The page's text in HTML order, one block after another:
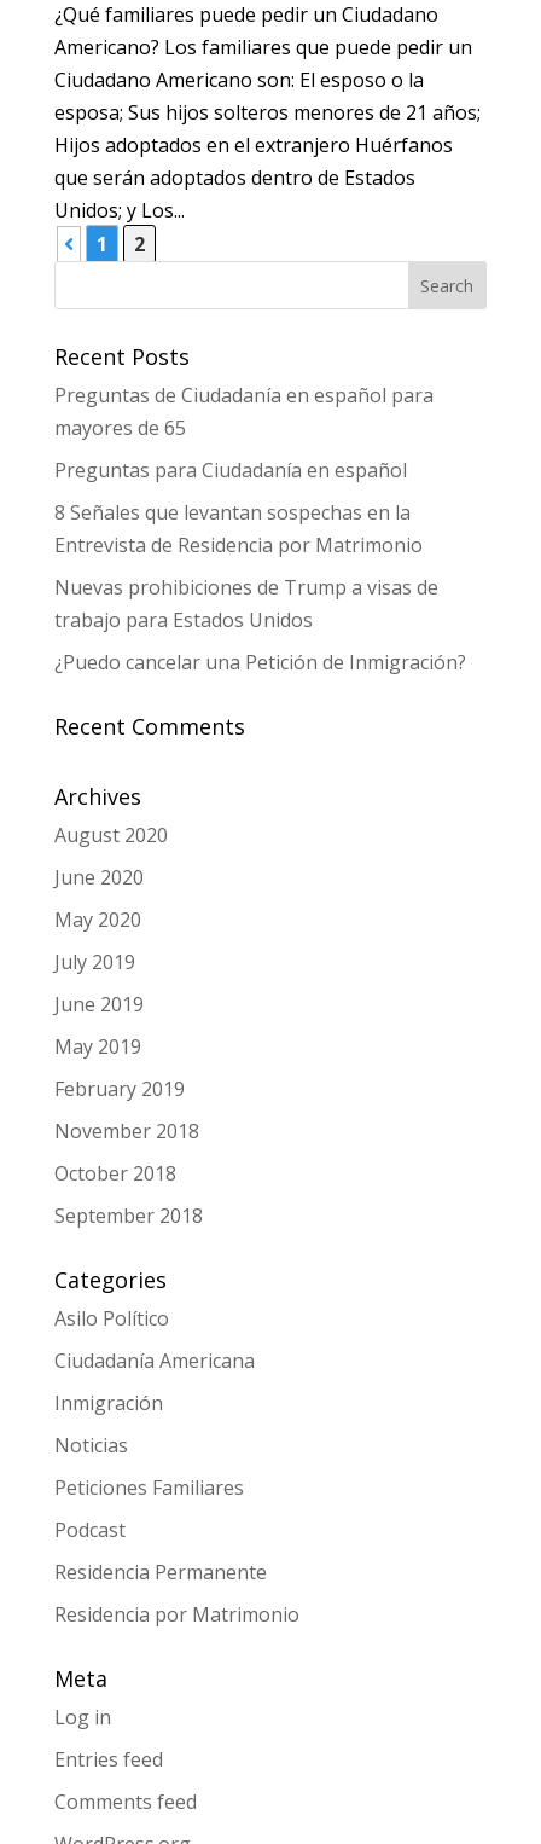
¿Qué familiares puede pedir un Ciudadano
Americano? Los familiares que puede pedir un
Ciudadano Americano son: El esposo o la
esposa; Sus hijos solteros menores de 21 años;
Hijos adoptados en el extranjero Huérfanos
que serán adoptados dentro de Estados
Unidos; y Los...
1
2
Recent Posts
Preguntas de Ciudadanía en español para
mayores de 65
Preguntas para Ciudadanía en español
8 Señales que levantan sospechas en la
Entrevista de Residencia por Matrimonio
Nuevas prohibiciones de Trump a visas de
trabajo para Estados Unidos
¿Puedo cancelar una Petición de Inmigración?
Recent Comments
Archives
August 2020
June 2020
May 2020
July 2019
June 2019
May 2019
February 2019
November 2018
October 2018
September 2018
Categories
Asilo Político
Ciudadanía Americana
Inmigración
Noticias
Peticiones Familiares
Podcast
Residencia Permanente
Residencia por Matrimonio
Meta
Log in
Entries feed
Comments feed